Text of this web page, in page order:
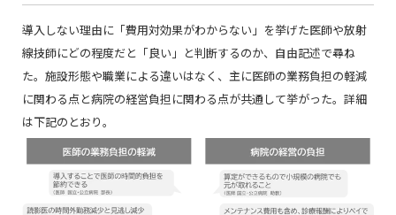
導入しない理由に「費用対効果がわからない」を挙げた医師や放射
線技師にどの程度だと「良い」と判断するのか、自由記述で尋ね
た。施設形態や職業による違いはなく、主に医師の業務負担の軽減
に関わる点と病院の経営負担に関わる点が共通して挙がった。詳細
は下記のとおり。